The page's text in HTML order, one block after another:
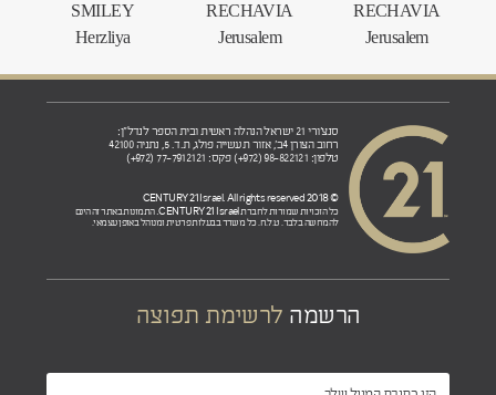
RECHAVIA
Jerusalem
RECHAVIA
Jerusalem
SMILEY
Herzliya
סנצ'ורי 21 ישראל הנהלה ראשית ובית הספר לנדל"ן:
רחוב הצורן 4ב', אזור תעשייה פולג, ת.ד. 5, נתניה 42100
טלפון: 98-822121 (972+) פקס: 77-7912121 (972+)
© 2018 CENTURY 21 Israel. All rights reserved
כל הזכויות שמורות לחברת CENTURY 21 Israel. התמונות באתר זה הינם
להמחשה בלבד. ט.ל.ח. כל משרד בבעלות פרטית ומנוהל באופן עצמאי.
הרשמה לרשימת תפוצה